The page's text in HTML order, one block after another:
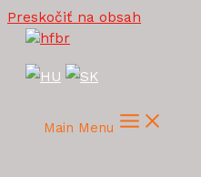
Preskočiť na obsah
Main Menu